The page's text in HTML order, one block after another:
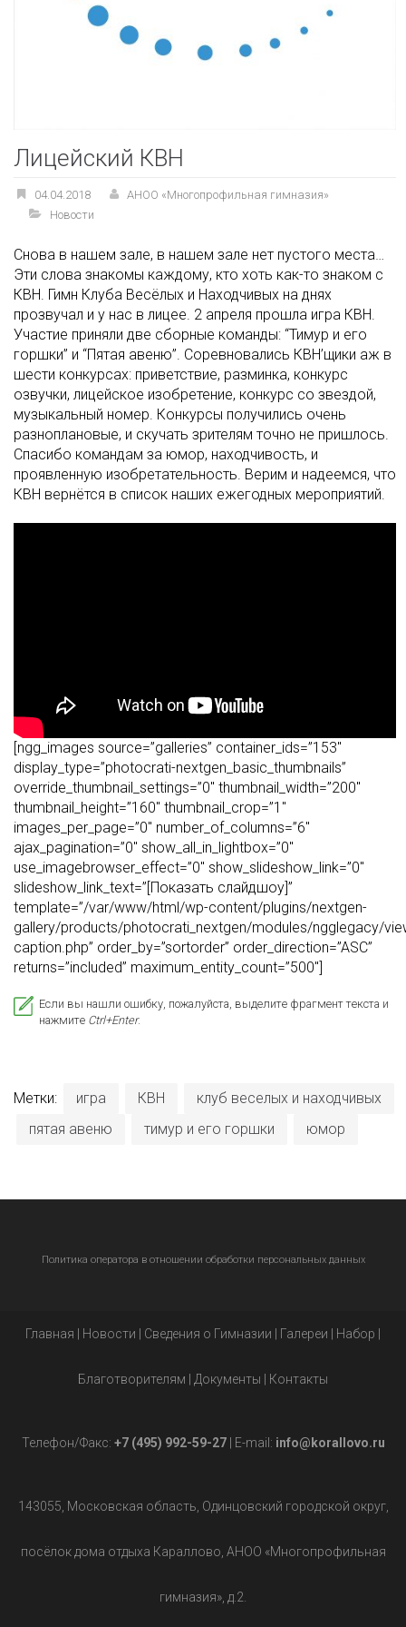
Лицейский КВН
04.04.2018
АНОО «Многопрофильная гимназия»
Новости
Снова в нашем зале, в нашем зале нет пустого места…
Эти слова знакомы каждому, кто хоть как-то знаком с
КВН. Гимн Клуба Весёлых и Находчивых на днях
прозвучал и у нас в лицее. 2 апреля прошла игра КВН.
Участие приняли две сборные команды: “Тимур и его
горшки” и “Пятая авеню”. Соревновались КВН’щики аж в
шести конкурсах: приветствие, разминка, конкурс
озвучки, лицейское изобретение, конкурс со звездой,
музыкальный номер. Конкурсы получились очень
разноплановые, и скучать зрителям точно не пришлось.
Спасибо командам за юмор, находчивость, и
проявленную изобретательность. Верим и надеемся, что
КВН вернётся в список наших ежегодных мероприятий.
[ngg_images source=”galleries” container_ids=”153″
display_type=”photocrati-nextgen_basic_thumbnails”
override_thumbnail_settings=”0″ thumbnail_width=”200″
thumbnail_height=”160″ thumbnail_crop=”1″
images_per_page=”0″ number_of_columns=”6″
ajax_pagination=”0″ show_all_in_lightbox=”0″
use_imagebrowser_effect=”0″ show_slideshow_link=”0″
slideshow_link_text=”[Показать слайдшоу]”
template=”/var/www/html/wp-content/plugins/nextgen-
gallery/products/photocrati_nextgen/modules/ngglegacy/
caption.php” order_by=”sortorder” order_direction=”ASC”
returns=”included” maximum_entity_count=”500″]
Если вы нашли ошибку, пожалуйста, выделите фрагмент текста и
нажмите Ctrl+Enter.
Метки: игра КВН
клуб веселых и находчивых
пятая авеню
тимур и его горшки юмор
Политика оператора в отношении обработки персональных данных
Главная Новости Сведения о Гимназии Галереи Набор
Благотворителям Документы Контакты
Телефон/Факс: +7 (495) 992-59-27| E-mail: info@korallovo.ru
143055, Московская область, Одинцовский городской округ,
посёлок дома отдыха Караллово, АНОО «Многопрофильная
гимназия», д.2.